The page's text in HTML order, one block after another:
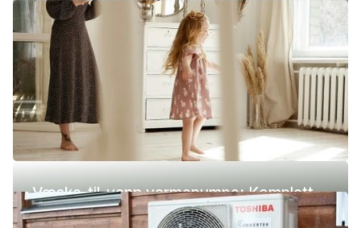
2026
Væske-til-vann varmepumpe: Komplett
guide (pris, fordeler og ulemper)